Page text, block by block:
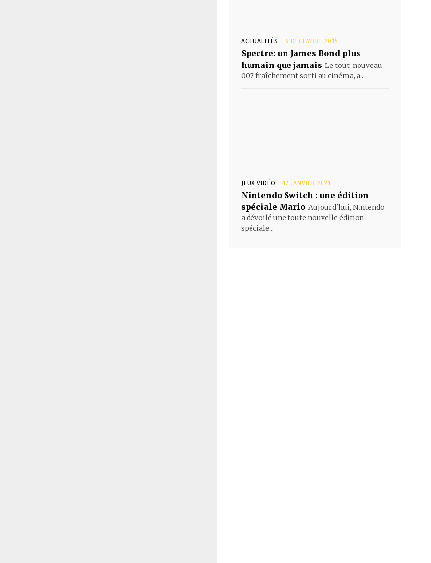
ACTUALITÉS 6 DÉCEMBRE 2015
Spectre: un James Bond plus
humain que jamais Le tout nouveau
007 fraîchement sorti au cinéma, a...
JEUX VIDÉO 12 JANVIER 2021
Nintendo Switch : une édition
spéciale Mario Aujourd'hui, Nintendo
a dévoilé une toute nouvelle édition
spéciale...